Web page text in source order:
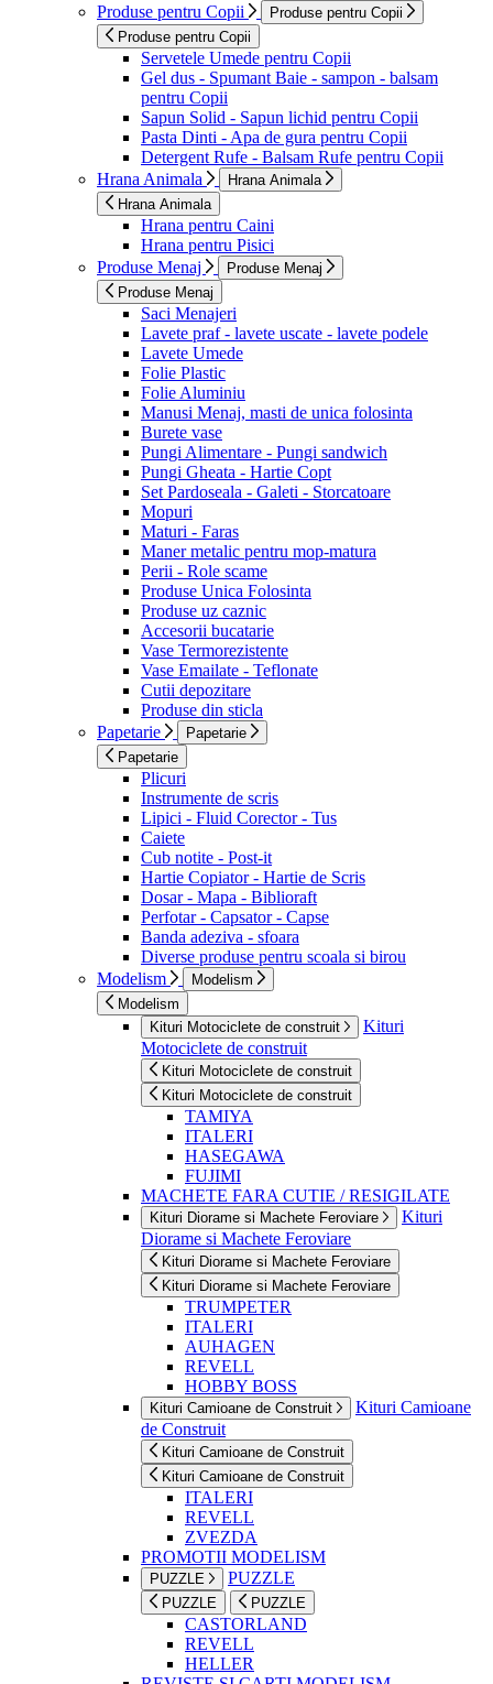
Produse pentru Copii
Produse pentru Copii
Produse pentru Copii
Servetele Umede pentru Copii
Gel dus - Spumant Baie - sampon - balsam
pentru Copii
Sapun Solid - Sapun lichid pentru Copii
Pasta Dinti - Apa de gura pentru Copii
Detergent Rufe - Balsam Rufe pentru Copii
Hrana Animala
Hrana Animala
Hrana Animala
Hrana pentru Caini
Hrana pentru Pisici
Produse Menaj
Produse Menaj
Produse Menaj
Saci Menajeri
Lavete praf - lavete uscate - lavete podele
Lavete Umede
Folie Plastic
Folie Aluminiu
Manusi Menaj, masti de unica folosinta
Burete vase
Pungi Alimentare - Pungi sandwich
Pungi Gheata - Hartie Copt
Set Pardoseala - Galeti - Storcatoare
Mopuri
Maturi - Faras
Maner metalic pentru mop-matura
Perii - Role scame
Produse Unica Folosinta
Produse uz caznic
Accesorii bucatarie
Vase Termorezistente
Vase Emailate - Teflonate
Cutii depozitare
Produse din sticla
Papetarie
Papetarie
Papetarie
Plicuri
Instrumente de scris
Lipici - Fluid Corector - Tus
Caiete
Cub notite - Post-it
Hartie Copiator - Hartie de Scris
Dosar - Mapa - Biblioraft
Perfotar - Capsator - Capse
Banda adeziva - sfoara
Diverse produse pentru scoala si birou
Modelism
Modelism
Modelism
Kituri Motociclete de construit
Kituri
Motociclete de construit
Kituri Motociclete de construit
Kituri Motociclete de construit
TAMIYA
ITALERI
HASEGAWA
FUJIMI
MACHETE FARA CUTIE / RESIGILATE
Kituri Diorame si Machete Feroviare
Kituri
Diorame si Machete Feroviare
Kituri Diorame si Machete Feroviare
Kituri Diorame si Machete Feroviare
TRUMPETER
ITALERI
AUHAGEN
REVELL
HOBBY BOSS
Kituri Camioane de Construit
Kituri Camioane
de Construit
Kituri Camioane de Construit
Kituri Camioane de Construit
ITALERI
REVELL
ZVEZDA
PROMOTII MODELISM
PUZZLE PUZZLE
PUZZLE PUZZLE
CASTORLAND
REVELL
HELLER